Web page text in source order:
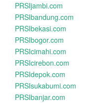
PRSIjambi.com
PRSIbandung.com
PRSIbekasi.com
PRSIbogor.com
PRSIcimahi.com
PRSIcirebon.com
PRSIdepok.com
PRSIsukabumi.com
PRSIbanjar.com